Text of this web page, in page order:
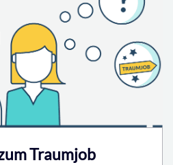
Traumjob